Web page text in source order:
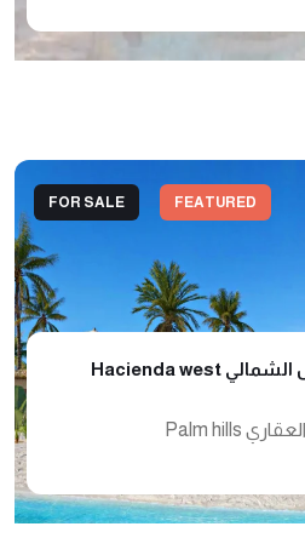
FEATURED
FOR SALE
هاسيندا ويست الساحل الشمالي Hacienda west
شركة بالم هيلز للتطوير العقاري Palm hills